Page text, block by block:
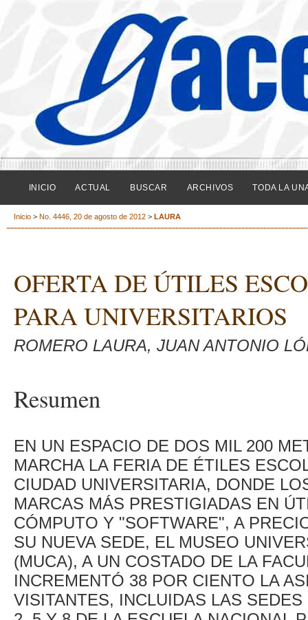
INICIO ACTUAL BUSCAR ARCHIVOS TODA LA
Inicio > No. 4446, 20 de agosto de 2012 > LAURA
OFERTA DE ÚTILES
PARA UNIVERSITARIOS
ROMERO LAURA, JUAN ANTONIO
Resumen
EN UN ESPACIO DE DOS MIL 200
MARCHA LA FERIA DE ÉTILES
CIUDAD UNIVERSITARIA, DONDE
MARCAS MÁS PRESTIGIADAS EN
CÓMPUTO Y "SOFTWARE", A
SU NUEVA SEDE, EL MUSEO
(MUCA), A UN COSTADO DE LA
INCREMENTÓ 38 POR CIENTO LA
VISITANTES, INCLUIDAS LAS